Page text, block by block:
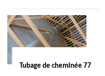
Tubage de cheminée 77